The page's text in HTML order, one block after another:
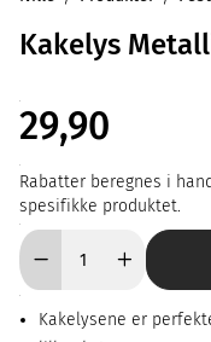
Kakelys
29,90
Rabatter beregnes i
spesifikke produktet.
Kakelysene er